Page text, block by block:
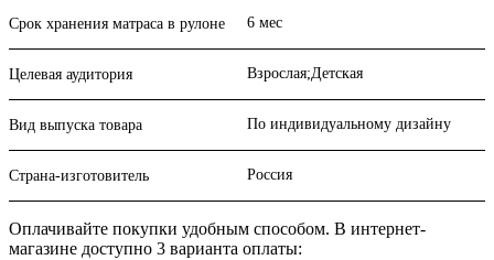
Срок хранения матраса в рулоне 6 мес
Целевая аудитория Взрослая;Детская
Вид выпуска товара По индивидуальному дизайну
Страна-изготовитель Россия
Оплачивайте покупки удобным способом. В интернет-
магазине доступно 3 варианта оплаты: